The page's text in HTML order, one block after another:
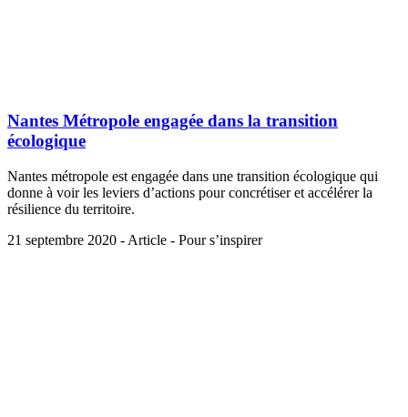
Nantes Métropole engagée dans la transition
écologique
Nantes métropole est engagée dans une transition écologique qui
donne à voir les leviers d’actions pour concrétiser et accélérer la
résilience du territoire.
21 septembre 2020 - Article - Pour s’inspirer